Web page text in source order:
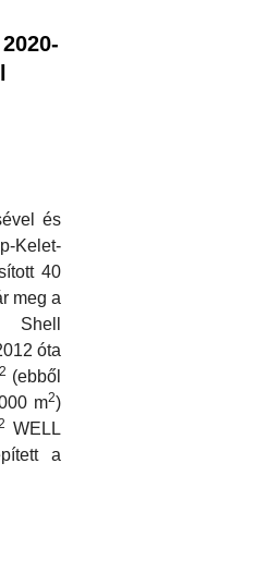
és
Kelet-
40
meg a
óta
2 (ebből
m2)
WELL
a